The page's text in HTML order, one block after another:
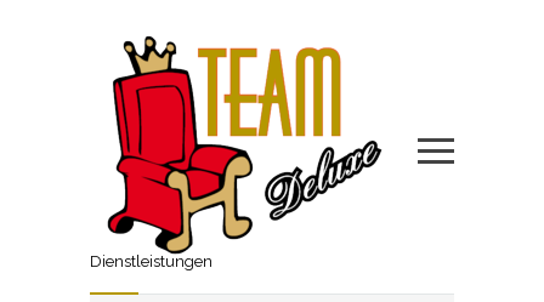
Dienstleistungen